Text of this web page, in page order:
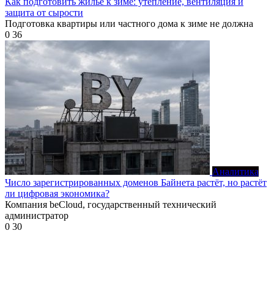
защита от сырости
Подготовка квартиры или частного дома к зиме не должна
0 36
Аналитика
Число зарегистрированных доменов Байнета растёт, но растёт
ли цифровая экономика?
Компания beCloud, государственный технический
администратор
0 30